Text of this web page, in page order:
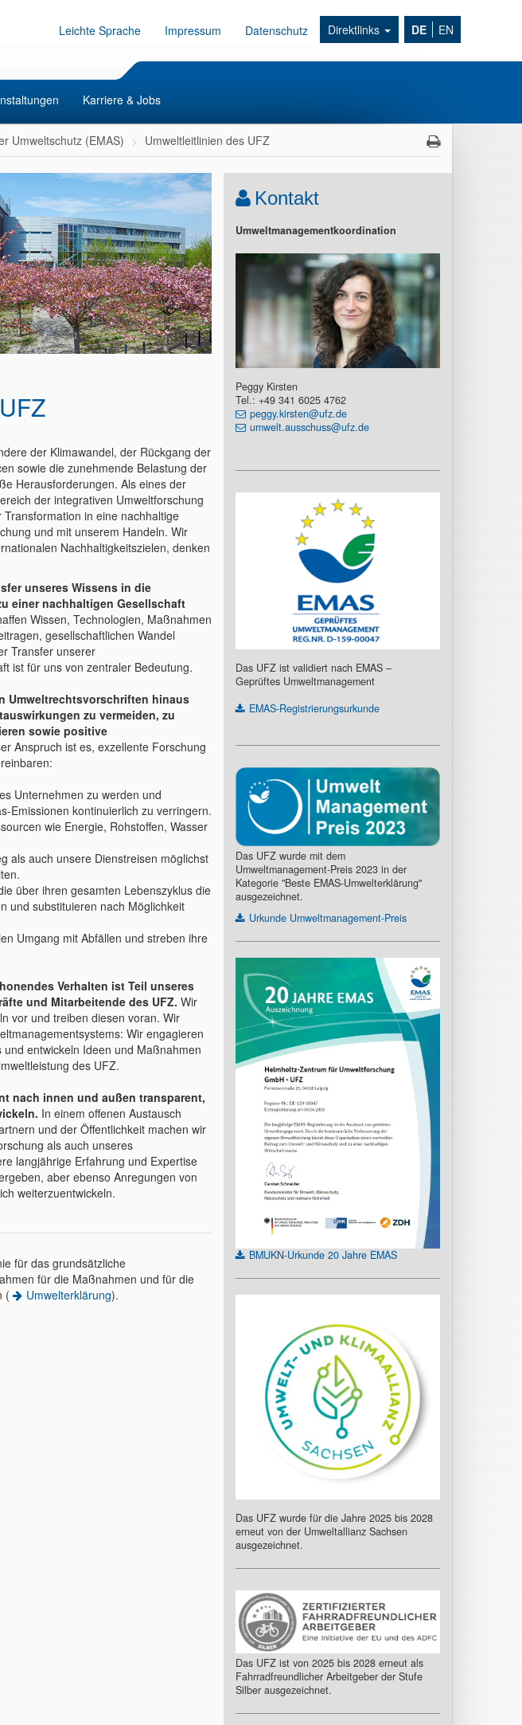
Leichte Sprache Impressum Datenschutz Direktlinks DE EN
Karriere & Jobs
Umweltschutz (EMAS) Umweltleitlinien des UFZ
der Klimawandel, der Rückgang der
sowie die zunehmende Belastung der
Herausforderungen. Als eines der
der integrativen Umweltforschung
in eine nachhaltige
und mit unserem Handeln. Wir
Nachhaltigkeitszielen, denken
unseres Wissens in die
einer nachhaltigen Gesellschaft
Wissen, Technologien, Maßnahmen
gesellschaftlichen Wandel
Transfer unserer
ist für uns von zentraler Bedeutung.
Umweltrechtsvorschriften hinaus
zu vermeiden, zu
sowie positive
Anspruch ist es, exzellente Forschung
Unternehmen zu werden und
Emissionen kontinuierlich zu verringern.
wie Energie, Rohstoffen, Wasser
als auch unsere Dienstreisen möglichst
über ihren gesamten Lebenszyklus die
und substituieren nach Möglichkeit
Umgang mit Abfällen und streben ihre
Verhalten ist Teil unseres
und Mitarbeitende des UFZ. Wir
vor und treiben diesen voran. Wir
Wir engagieren
entwickeln Ideen und Maßnahmen
des UFZ.
nach innen und außen transparent,
In einem offenen Austausch
und der Öffentlichkeit machen wir
als auch unseres
langjährige Erfahrung und Expertise
aber ebenso Anregungen von
weiterzuentwickeln.
für das grundsätzliche
für die Maßnahmen und für die
(
Umwelterklärung).
Kontakt
Umweltmanagementkoordination
Peggy Kirsten
Tel.: +49 341 6025 4762
peggy.kirsten@ufz.de
umwelt.ausschuss@ufz.de
Das UFZ ist validiert nach EMAS –
Geprüftes Umweltmanagement
EMAS-Registrierungsurkunde
Das UFZ wurde mit dem
Umweltmanagement-Preis 2023 in der
Kategorie "Beste EMAS-Umwelterklärung"
ausgezeichnet.
Urkunde Umweltmanagement-Preis
BMUKN-Urkunde 20 Jahre EMAS
Das UFZ wurde für die Jahre 2025 bis 2028
erneut von der Umweltallianz Sachsen
ausgezeichnet.
Das UFZ ist von 2025 bis 2028 erneut als
Fahrradfreundlicher Arbeitgeber der Stufe
Silber ausgezeichnet.